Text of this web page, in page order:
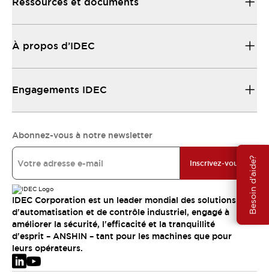
Besoin d'aide?
À propos d’IDEC
Engagements IDEC
Abonnez-vous à notre newsletter
Inscrivez-vous
IDEC Corporation est un leader mondial des solutions
d'automatisation et de contrôle industriel, engagé à
améliorer la sécurité, l'efficacité et la tranquillité
d'esprit – ANSHIN – tant pour les machines que pour
leurs opérateurs.